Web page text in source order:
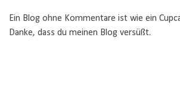
Ein Blog ohne Kommentare ist wie ein
Danke, dass du meinen Blog versüßt.